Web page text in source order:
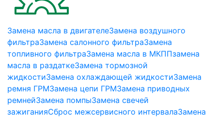
Замена масла в двигателеЗамена воздушного
фильтраЗамена салонного фильтраЗамена
топливного фильтраЗамена масла в МКППзамена
масла в раздаткеЗамена тормозной
жидкостиЗамена охлаждающей жидкостиЗамена
ремня ГРМЗамена цепи ГРМЗамена приводных
ремнейЗамена помпыЗамена свечей
зажиганияСброс межсервисного интервалаЗамена